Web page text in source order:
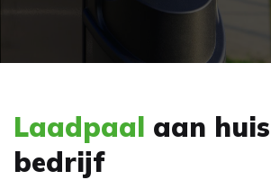
Laadpaal aan
bedrijf